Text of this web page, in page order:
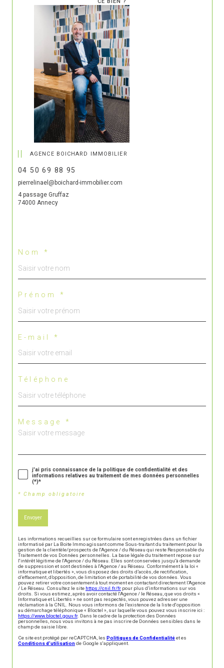
AGENCE BOICHARD IMMOBILIER
04 50 69 88 95
pierrelinael@boichard-immobilier.com
4 passage Gruffaz
74000 Annecy
Nom *
Prénom *
E-mail *
Téléphone
Message *
j'ai pris connaissance de la politique de confidentialité et des
informations relatives au traitement de mes données personnelles
(*)*
* Champ obligatoire
Envoyer
Les informations recueillies sur ce formulaire sont enregistrées dans un fichier
informatisé par La Boite Immo agissant comme Sous-traitant du traitement pour la
gestion de la clientèle/prospects de l'Agence / du Réseau qui reste Responsable du
Traitement de vos Données personnelles. La base légale du traitement repose sur
l'intérêt légitime de l'Agence / du Réseau. Elles sont conservées jusqu'à demande
de suppression et sont destinées à l'Agence / au Réseau. Conformément à la loi «
informatique et libertés », vous disposez des droits d’accès, de rectification,
d’effacement, d’opposition, de limitation et de portabilité de vos données. Vous
pouvez retirer votre consentement à tout moment en contactant directement l’Agence
/ Le Réseau. Consultez le site https://cnil.fr/fr pour plus d’informations sur vos
droits. Si vous estimez, après avoir contacté l'Agence / le Réseau, que vos droits «
Informatique et Libertés » ne sont pas respectés, vous pouvez adresser une
réclamation à la CNIL. Nous vous informons de l’existence de la liste d'opposition
au démarchage téléphonique « Bloctel », sur laquelle vous pouvez vous inscrire ici :
https://www.bloctel.gouv.fr. Dans le cadre de la protection des Données
personnelles, nous vous invitons à ne pas inscrire de Données sensibles dans le
champ de saisie libre.
Ce site est protégé par reCAPTCHA, les Politiques de Confidentialitéet es
Conditions d'utilisationde Google s'appliquent.